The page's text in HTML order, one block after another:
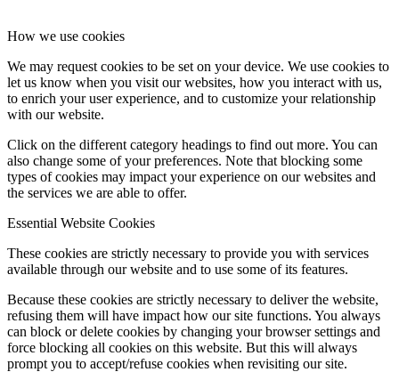
How we use cookies
We may request cookies to be set on your device. We use cookies to
let us know when you visit our websites, how you interact with us,
to enrich your user experience, and to customize your relationship
with our website.
Click on the different category headings to find out more. You can
also change some of your preferences. Note that blocking some
types of cookies may impact your experience on our websites and
the services we are able to offer.
Essential Website Cookies
These cookies are strictly necessary to provide you with services
available through our website and to use some of its features.
Because these cookies are strictly necessary to deliver the website,
refusing them will have impact how our site functions. You always
can block or delete cookies by changing your browser settings and
force blocking all cookies on this website. But this will always
prompt you to accept/refuse cookies when revisiting our site.